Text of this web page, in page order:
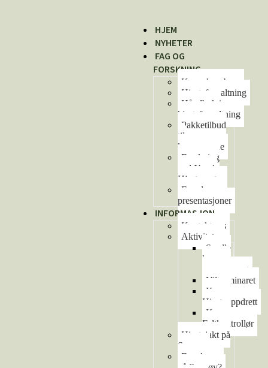
HJEM
NYHETER
FAG OG
FORSKNING
Kunnskapsbase
Hjorteforvaltning
Håndbok i
hjorteforvaltning
Pakketilbud
til
kommunene
Forskning
ved Norsk
Hjortesenter
Foredrag og
presentasjoner
INFORMASJON
Kontakt oss
Aktiviteter
Se alle
kurs og
arrangement
Viltseminaret
Kurs –
Hjorteoppdrett
Kurs –
Feltkontrollør
Hjortejakt på
Svanøy
Besøke oss